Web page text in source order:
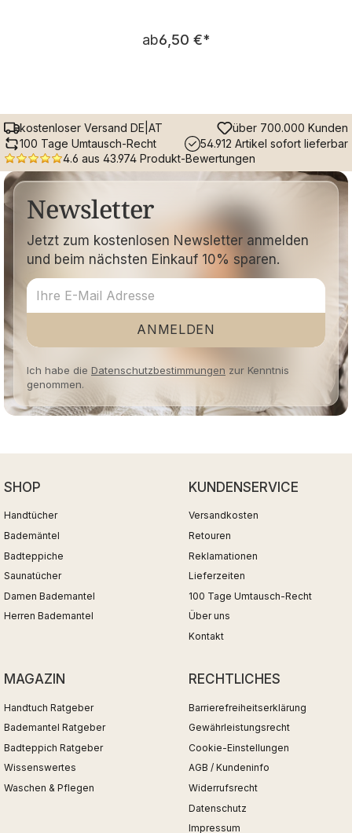
Regulärer Preis:
ab6,50 €*
kostenloser Versand DE|AT
über 700.000 Kunden
100 Tage Umtausch-Recht
54.912 Artikel sofort lieferbar
4.6 aus 43.974 Produkt-Bewertungen
Newsletter
Jetzt zum kostenlosen Newsletter anmelden
und beim nächsten Einkauf 10% sparen.
ANMELDEN
Ich habe die Datenschutzbestimmungen zur Kenntnis
genommen.
SHOP
Handtücher
Bademäntel
Badteppiche
Saunatücher
Damen Bademantel
Herren Bademantel
KUNDENSERVICE
Versandkosten
Retouren
Reklamationen
Lieferzeiten
100 Tage Umtausch-Recht
Über uns
Kontakt
MAGAZIN
Handtuch Ratgeber
Bademantel Ratgeber
Badteppich Ratgeber
Wissenswertes
Waschen & Pflegen
RECHTLICHES
Barrierefreiheitserklärung
Gewährleistungsrecht
Cookie-Einstellungen
AGB / Kundeninfo
Widerrufsrecht
Datenschutz
Impressum